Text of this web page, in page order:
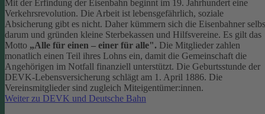
Mit der Erfindung der Eisenbahn beginnt im 19. Jahrhundert eine
Verkehrsrevolution. Die Arbeit ist lebensgefährlich, soziale
Absicherung gibt es nicht. Daher kümmern sich die Eisenbahner
darum und gründen kleine Sterbekassen und Hilfsvereine. Es gilt das
Motto „Alle für einen – einer für alle". Die Mitglieder zahlen
monatlich einen Teil ihres Lohns ein, damit die Gemeinschaft die
Angehörigen im Notfall finanziell unterstützt. Die Geburtsstunde der
DEVK-Lebensversicherung schlägt am 1. April 1886. Die
Vereinsmitglieder sind zugleich Miteigentümer:innen.
Weiter zu DEVK und Deutsche Bahn